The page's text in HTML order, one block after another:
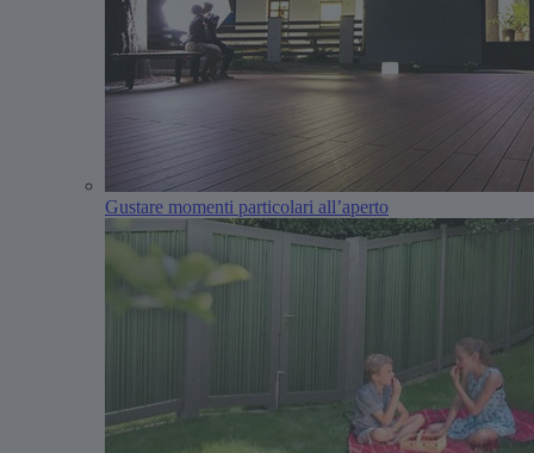
Gustare momenti particolari all’aperto